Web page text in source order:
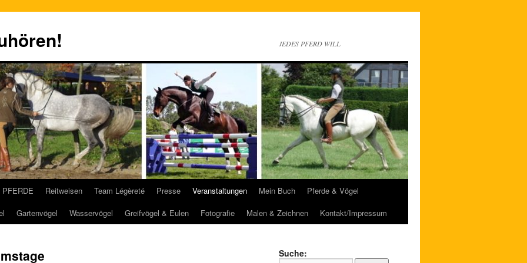
JEDES PFERD WILL
PFERDE Reitweisen Team Légèreté Presse Veranstaltungen Mein Buch
Pferde & Vögel
Gartenvögel Wasservögel Greifvögel & Eulen Fotografie Malen & Zeichnen Kontakt/Impressum
Suche: